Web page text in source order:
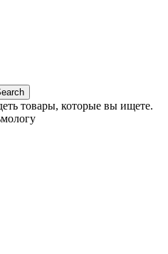
товары, которые вы ищете.